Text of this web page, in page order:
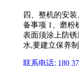
四、整机的安
备事项 1、磨粉
表面须涂上防
水,要建立保养制
联系电话: 180